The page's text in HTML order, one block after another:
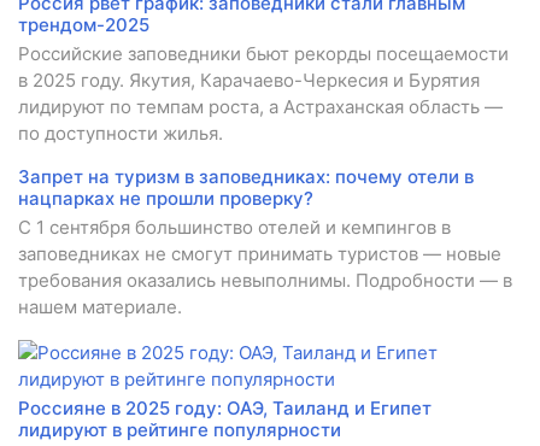
трендом-2025
Российские заповедники бьют рекорды посещаемости
в 2025 году. Якутия, Карачаево-Черкесия и Бурятия
лидируют по темпам роста, а Астраханская область —
по доступности жилья.
Запрет на туризм в заповедниках: почему отели в
нацпарках не прошли проверку?
С 1 сентября большинство отелей и кемпингов в
заповедниках не смогут принимать туристов — новые
требования оказались невыполнимы. Подробности — в
нашем материале.
Россияне в 2025 году: ОАЭ, Таиланд и Египет
лидируют в рейтинге популярности